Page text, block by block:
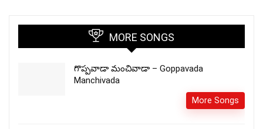
MORE SONGS
గొప్పవాడా మంచివాడా – Goppavada
Manchivada
More Songs